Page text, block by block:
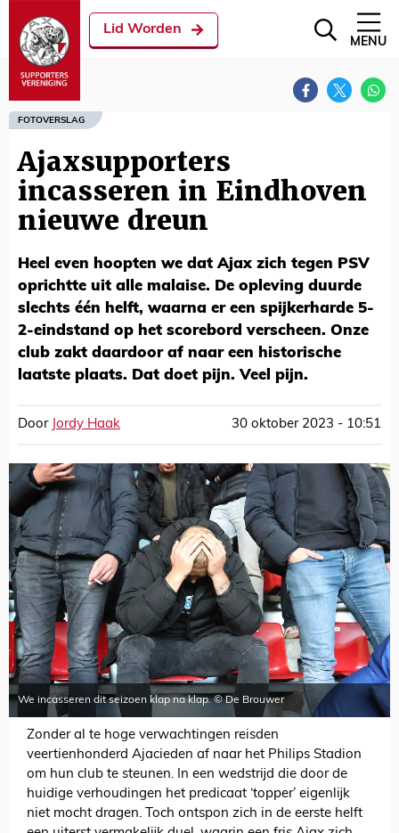
Lid Worden
MENU
FOTOVERSLAG
Ajaxsupporters
incasseren in Eindhoven
nieuwe dreun
Heel even hoopten we dat Ajax zich tegen PSV
oprichtte uit alle malaise. De opleving duurde
slechts één helft, waarna er een spijkerharde 5-
2-eindstand op het scorebord verscheen. Onze
club zakt daardoor af naar een historische
laatste plaats. Dat doet pijn. Veel pijn.
Door Jordy Haak 30 oktober 2023 - 10:51
We incasseren dit seizoen klap na klap. © De Brouwer
Zonder al te hoge verwachtingen reisden
veertienhonderd Ajacieden af naar het Philips Stadion
om hun club te steunen. In een wedstrijd die door de
huidige verhoudingen het predicaat ‘topper’ eigenlijk
niet mocht dragen. Toch ontspon zich in de eerste helft